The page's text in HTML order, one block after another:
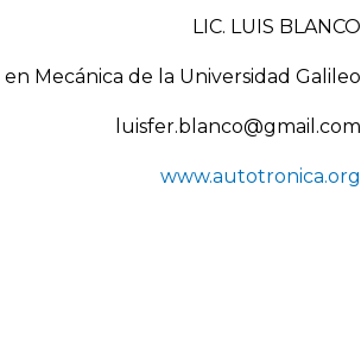
LIC. LUIS BLANCO
Mecánica de la Universidad Galileo
luisfer.blanco@gmail.com
www.autotronica.org